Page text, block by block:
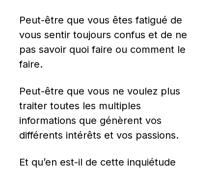
Peut-être que vous êtes fatigué de
vous sentir toujours confus et de ne
pas savoir quoi faire ou comment le
faire.
Peut-être que vous ne voulez plus
traiter toutes les multiples
informations que génèrent vos
différents intérêts et vos passions.
Et qu’en est-il de cette inquiétude